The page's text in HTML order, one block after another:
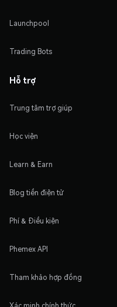
Launchpool
Trading Bots
Hỗ trợ
Trung tâm trợ giúp
Học viện
Learn & Earn
Blog tiền điện tử
Phí & Điều kiện
Phemex API
Tham khảo hợp đồng